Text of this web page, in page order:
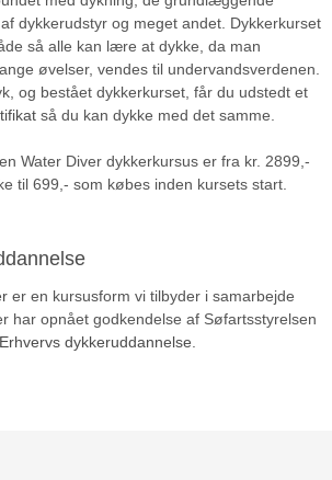
dykkerudstyr og meget andet. Dykkerkurset
så alle kan lære at dykke, da man
øvelser, vendes til undervandsverdenen.
og bestået dykkerkurset, får du udstedt et
så du kan dykke med det samme.
Water Diver dykkerkursus er fra kr. 2899,-
til 699,- som købes inden kursets start.
er en kursusform vi tilbyder i samarbejde
har opnået godkendelse af Søfartsstyrelsen
dykkeruddannelse